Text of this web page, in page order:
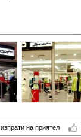
изпрати на приятел